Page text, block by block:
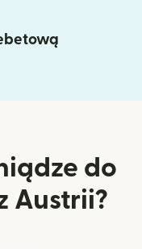
do
Austrii?